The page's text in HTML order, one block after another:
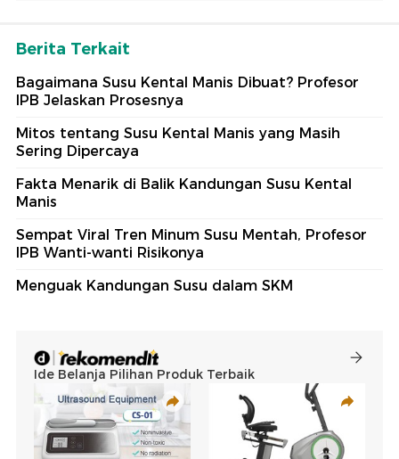
Berita Terkait
Bagaimana Susu Kental Manis Dibuat? Profesor
IPB Jelaskan Prosesnya
Mitos tentang Susu Kental Manis yang Masih
Sering Dipercaya
Fakta Menarik di Balik Kandungan Susu Kental
Manis
Sempat Viral Tren Minum Susu Mentah, Profesor
IPB Wanti-wanti Risikonya
Menguak Kandungan Susu dalam SKM